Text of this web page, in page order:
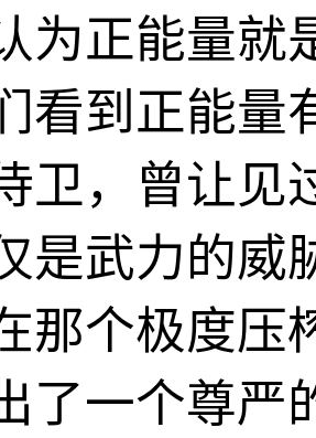
为正能量就
看到正能量
卫，曾让见
是武力的威
那个极度压
了一个尊严